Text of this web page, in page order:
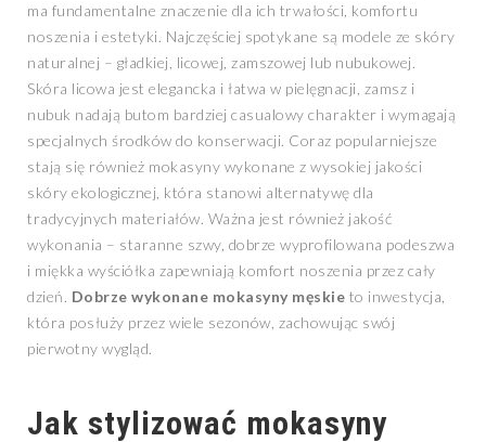
ma fundamentalne znaczenie dla ich trwałości, komfortu
noszenia i estetyki. Najczęściej spotykane są modele ze skóry
naturalnej – gładkiej, licowej, zamszowej lub nubukowej.
Skóra licowa jest elegancka i łatwa w pielęgnacji, zamsz i
nubuk nadają butom bardziej casualowy charakter i wymagają
specjalnych środków do konserwacji. Coraz popularniejsze
stają się również mokasyny wykonane z wysokiej jakości
skóry ekologicznej, która stanowi alternatywę dla
tradycyjnych materiałów. Ważna jest również jakość
wykonania – staranne szwy, dobrze wyprofilowana podeszwa
i miękka wyściółka zapewniają komfort noszenia przez cały
dzień. Dobrze wykonane mokasyny męskie to inwestycja,
która posłuży przez wiele sezonów, zachowując swój
pierwotny wygląd.
Jak stylizować mokasyny